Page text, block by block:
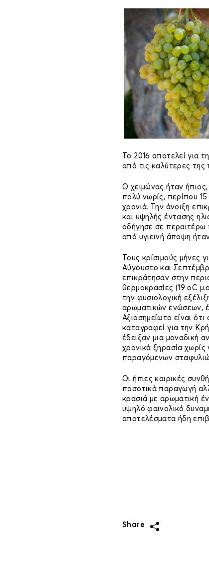
Το 2016 αποτελεί για
από τις καλύτερες της
Ο χειμώνας ήταν
πολύ νωρίς, περίπου
χρονιά. Την άνοιξη
και υψηλής έντασης
οδήγησε σε περαιτέρω
από υγιεινή άποψη
Τους κρίσιμούς μήνες
Αύγουστο και
επικράτησαν στην
θερμοκρασίες (19 οC
την φυσιολογική
αρωματικών ενώσεων,
Αξιοσημείωτο είναι
καταγραφεί για την
έδειξαν μια μοναδική
χρονικά ξηρασία
παραγόμενων
Οι ήπιες καιρικές
ποσοτικά παραγωγή
κρασιά με αρωματική
υψηλό φαινολικό
αποτελέσματα ήδη
Share